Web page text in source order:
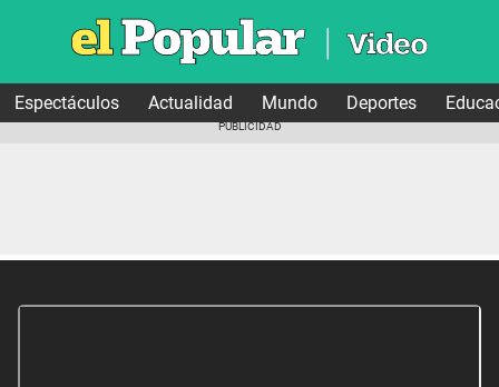
Espectáculos Actualidad Mundo Deportes